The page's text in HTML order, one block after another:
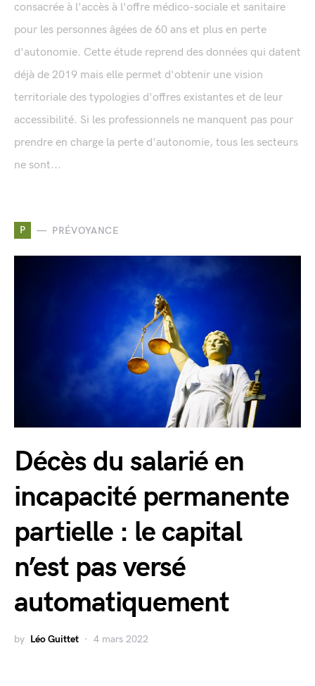
consacrée à l'accès à l'offre médico-sociale et sanitaire
pour les personnes âgées de 60 ans et plus en perte
d'autonomie. Cette étude reprend des données qui datent
déjà de 2019 mais elle permet d'obtenir une vision
territoriale des typologies d'offres existantes et de leur
accessibilité. Si les professionnels ne manquent pas pour
prendre en charge la perte d'autonomie, tous les secteurs
ne sont...
P PRÉVOYANCE
Décès du salarié en
incapacité permanente
partielle : le capital
n’est pas versé
automatiquement
by Léo Guittet 4 mars 2022